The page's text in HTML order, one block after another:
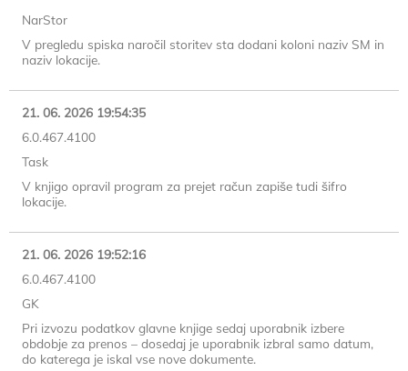
NarStor
V pregledu spiska naročil storitev sta dodani koloni naziv SM in
naziv lokacije.
21. 06. 2026 19:54:35
6.0.467.4100
Task
V knjigo opravil program za prejet račun zapiše tudi šifro
lokacije.
21. 06. 2026 19:52:16
6.0.467.4100
GK
Pri izvozu podatkov glavne knjige sedaj uporabnik izbere
obdobje za prenos – dosedaj je uporabnik izbral samo datum,
do katerega je iskal vse nove dokumente.